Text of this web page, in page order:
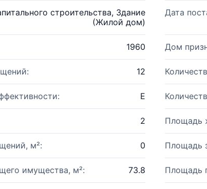
строительства, Здание
(Жилой дом)
Дата
1960 Дом
12
E
2 Площадь
м²: 0 Площадь
имущества, м²: 73.8 Площадь